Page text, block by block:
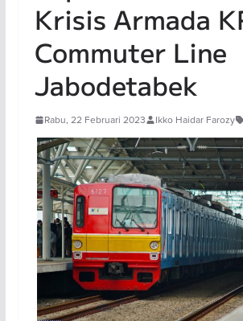
Krisis Armada
Commuter Line
Jabodetabek
Rabu, 22 Februari 2023 Ikko Haidar Farozy